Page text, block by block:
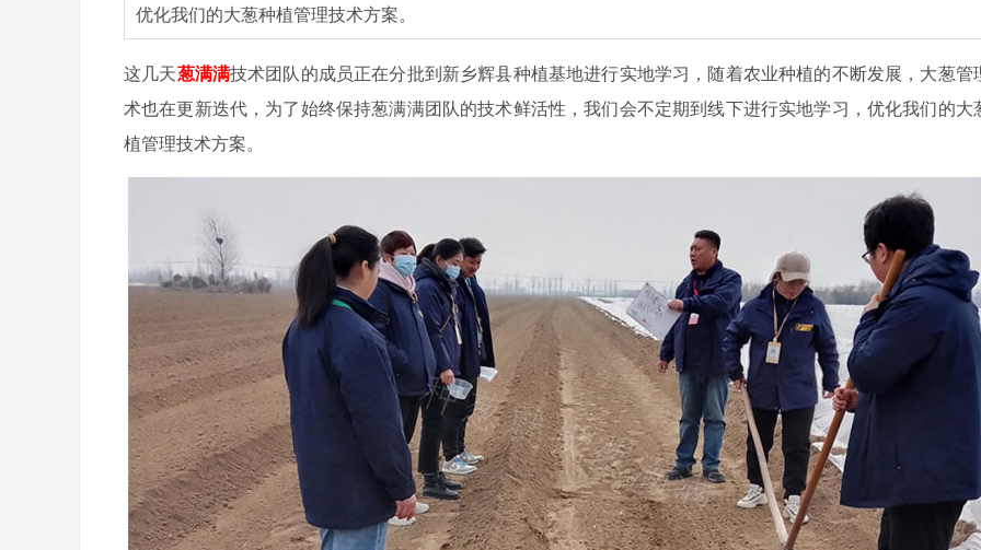
优化我们的大葱种植管理技术方案。
这几天葱满满技术团队的成员正在分批到新乡辉县种植基地进行实地学习，随着农业种植的不断发展，大葱管
术也在更新迭代，为了始终保持葱满满团队的技术鲜活性，我们会不定期到线下进行实地学习，优化我们的大
植管理技术方案。